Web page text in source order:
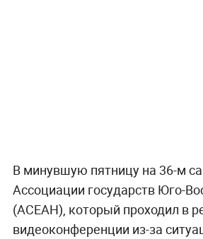
В минувшую пятницу на 36-м
Ассоциации государств Юго-
(АСЕАН), который проходил в
видеоконференции из-за